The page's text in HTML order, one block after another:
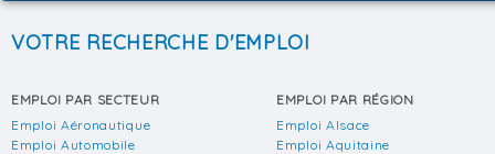
VOTRE RECHERCHE D'EMPLOI
EMPLOI PAR SECTEUR
Emploi Aéronautique
Emploi Automobile
EMPLOI PAR RÉGION
Emploi Alsace
Emploi Aquitaine